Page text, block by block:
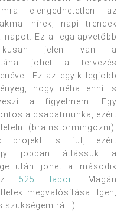
elengedhetetlen az
hírek, napi trendek
napot. Ez a legalapvetőbb
jelen van a
jöhet a tervezés
Ez az egyik legjobb
hogy néha enni is
a figyelmem. Egy
a csapatmunka, ezért
(brainstormingozni).
projekt is fut, ezért
jobban átlássuk a
után jöhet a második
525 labor. Magán
megvalósítása. Igen,
szükségem rá. :)